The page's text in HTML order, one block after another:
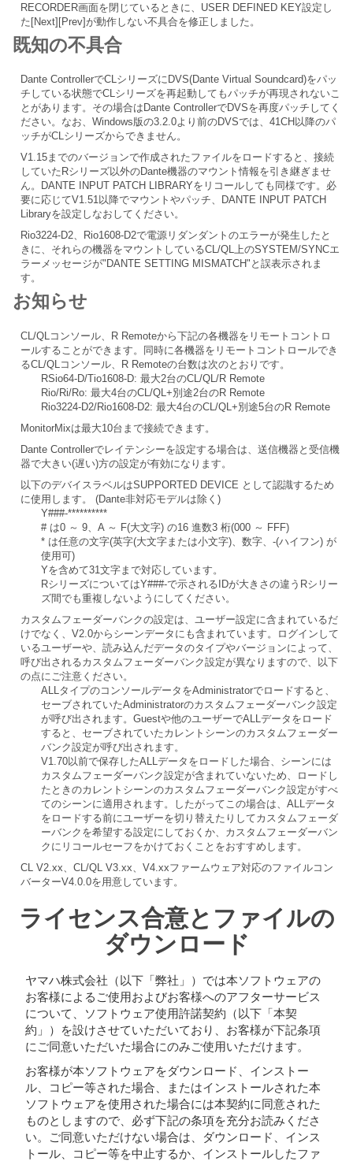
RECORDER画面を閉じているときに、USER DEFINED KEY設定し
た[Next][Prev]が動作しない不具合を修正しました。
既知の不具合
Dante ControllerでCLシリーズにDVS(Dante Virtual Soundcard)をパッ
チしている状態でCLシリーズを再起動してもパッチが再現されないこ
とがあります。その場合はDante ControllerでDVSを再度パッチしてく
ださい。なお、Windows版の3.2.0より前のDVSでは、41CH以降のパ
ッチがCLシリーズからできません。
V1.15までのバージョンで作成されたファイルをロードすると、接続
していたRシリーズ以外のDante機器のマウント情報を引き継ぎませ
ん。DANTE INPUT PATCH LIBRARYをリコールしても同様です。必
要に応じてV1.51以降でマウントやパッチ、DANTE INPUT PATCH
Libraryを設定しなおしてください。
Rio3224-D2、Rio1608-D2で電源リダンダントのエラーが発生したと
きに、それらの機器をマウントしているCL/QL上のSYSTEM/SYNCエ
ラーメッセージが"DANTE SETTING MISMATCH"と誤表示されま
す。
お知らせ
CL/QLコンソール、R Remoteから下記の各機器をリモートコントロ
ールすることができます。同時に各機器をリモートコントロールでき
るCL/QLコンソール、R Remoteの台数は次のとおりです。
RSio64-D/Tio1608-D: 最大2台のCL/QL/R Remote
Rio/Ri/Ro: 最大4台のCL/QL+別途2台のR Remote
Rio3224-D2/Rio1608-D2: 最大4台のCL/QL+別途5台のR Remote
MonitorMixは最大10台まで接続できます。
Dante Controllerでレイテンシーを設定する場合は、送信機器と受信機
器で大きい(遅い)方の設定が有効になります。
以下のデバイスラベルはSUPPORTED DEVICE として認識するため
に使用します。 (Dante非対応モデルは除く)
Y###-**********
# は0 ～ 9、A ～ F(大文字) の16 進数3 桁(000 ～ FFF)
* は任意の文字(英字(大文字または小文字)、数字、-(ハイフン) が
使用可)
Yを含めて31文字まで対応しています。
RシリーズについてはY###-で示されるIDが大きさの違うRシリー
ズ間でも重複しないようにしてください。
カスタムフェーダーバンクの設定は、ユーザー設定に含まれているだ
けでなく、V2.0からシーンデータにも含まれています。ログインして
いるユーザーや、読み込んだデータのタイプやバージョンによって、
呼び出されるカスタムフェーダーバンク設定が異なりますので、以下
の点にご注意ください。
ALLタイプのコンソールデータをAdministratorでロードすると、
セーブされていたAdministratorのカスタムフェーダーバンク設定
が呼び出されます。Guestや他のユーザーでALLデータをロード
すると、セーブされていたカレントシーンのカスタムフェーダー
バンク設定が呼び出されます。
V1.70以前で保存したALLデータをロードした場合、シーンには
カスタムフェーダーバンク設定が含まれていないため、ロードし
たときのカレントシーンのカスタムフェーダーバンク設定がすべ
てのシーンに適用されます。したがってこの場合は、ALLデータ
をロードする前にユーザーを切り替えたりしてカスタムフェーダ
ーバンクを希望する設定にしておくか、カスタムフェーダーバン
クにリコールセーフをかけておくことをおすすめします。
CL V2.xx、CL/QL V3.xx、V4.xxファームウェア対応のファイルコン
バーターV4.0.0を用意しています。
ライセンス合意とファイルの
ダウンロード
ヤマハ株式会社（以下「弊社」）では本ソフトウェアの
お客様によるご使用およびお客様へのアフターサービス
について、ソフトウェア使用許諾契約（以下「本契
約」）を設けさせていただいており、お客様が下記条項
にご同意いただいた場合にのみご使用いただけます。
お客様が本ソフトウェアをダウンロード、インストー
ル、コピー等された場合、またはインストールされた本
ソフトウェアを使用された場合には本契約に同意された
ものとしますので、必ず下記の条項を充分お読みくださ
い。ご同意いただけない場合は、ダウンロード、インス
トール、コピー等を中止するか、インストールしたファ